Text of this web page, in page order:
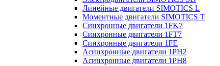
Линейные двигатели SIMOTICS L
Моментные двигатели SIMOTICS T
Синхронные двигатели 1FK7
Синхронные двигатели 1FT7
Синхронные двигатели 1FE
Асинхронные двигатели 1PH2
Асинхронные двигатели 1PH8